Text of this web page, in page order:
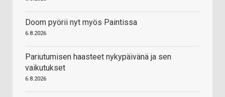
Doom pyörii nyt myös Paintissa
6.8.2026
Pariutumisen haasteet nykypäivänä ja sen
vaikutukset
6.8.2026